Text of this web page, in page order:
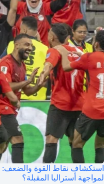
استكشاف نقاط القوة
لمواجهة أستراليا المقبلة؟